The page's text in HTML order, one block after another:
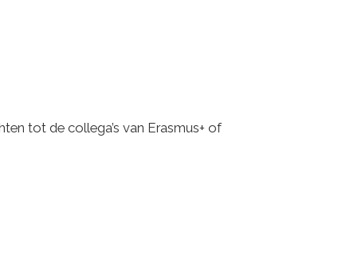
tot de collega’s van Erasmus+ of